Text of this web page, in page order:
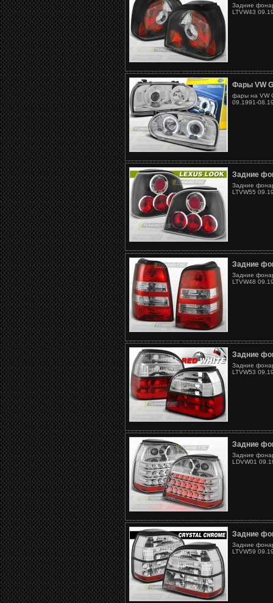
Задние
LTVW43
Фары VW
фары на VW
09.1991-
Задние
Задние
LTVW55
Задние
Задние
LTVW48
Задние
Задние
LTVW53
Задние
Задние
LDVW01
Задние
Задние
LTVW59